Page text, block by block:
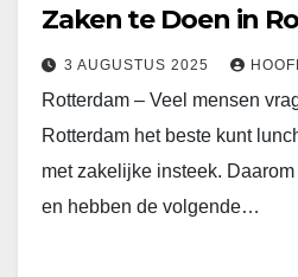
Zaken te Doen in
3 AUGUSTUS 2025
Rotterdam – Veel mensen
Rotterdam het beste kunt
met zakelijke insteek.
en hebben de volgende…